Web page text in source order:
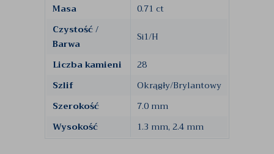
Masa
0.71 ct
Czystość /
Barwa
Si1/H
Liczba kamieni
28
Szlif
Okrągły/Brylantowy
Szerokość
7.0 mm
Wysokość
1.3 mm, 2.4 mm